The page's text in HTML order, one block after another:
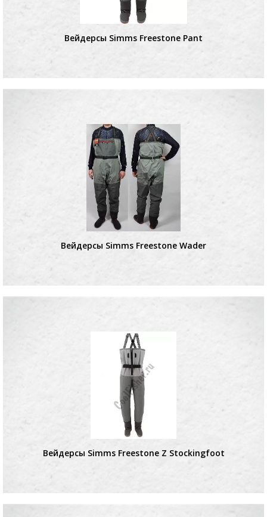
Вейдерсы Simms Freestone Pant
Вейдерсы Simms Freestone Wader
Вейдерсы Simms Freestone Z Stockingfoot